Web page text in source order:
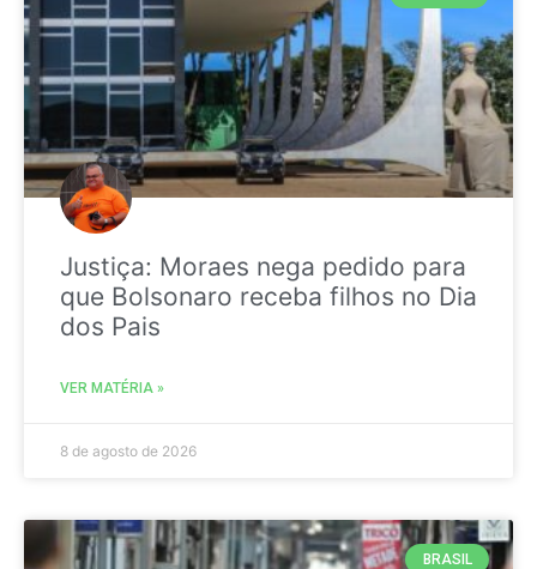
Justiça: Moraes nega pedido para
que Bolsonaro receba filhos no Dia
dos Pais
VER MATÉRIA »
8 de agosto de 2026
BRASIL